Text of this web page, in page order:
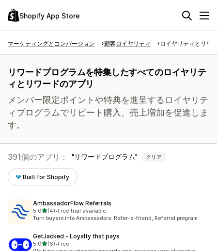
Shopify App Store
マーケティングとコンバージョン 顧客ロイヤリティ ロイヤリティとリワ
リワードプログラムを特集したすべてのロイヤリテ
ィとリワードのアプリ
メンバー限定ポイントや特典を進呈するロイヤリテ
ィプログラムでリピート購入、売上増加を促進しま
す。
391個のアプリ： リワードプログラム クリア
Built for Shopify
AmbassadorFlow Referrals
5.05つ星中
(4)
合計レビュー数：4件
•Free trial available
Turn buyers into Ambassadors: Refer-a-friend, Referral program
GetJacked ‑ Loyalty that pays
5.05つ星中
(6)
合計レビュー数：6件
•Free